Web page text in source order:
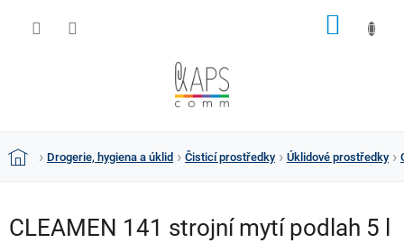
DomůDrogerie, hygiena a úklid Čisticí prostředky Úklidové prostředky
CLEAMEN 141 strojní mytí podlah 5 l